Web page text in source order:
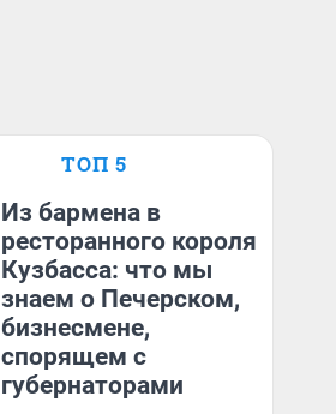
ТОП 5
Из бармена в
ресторанного короля
Кузбасса: что мы
знаем о Печерском,
бизнесмене,
спорящем с
губернаторами